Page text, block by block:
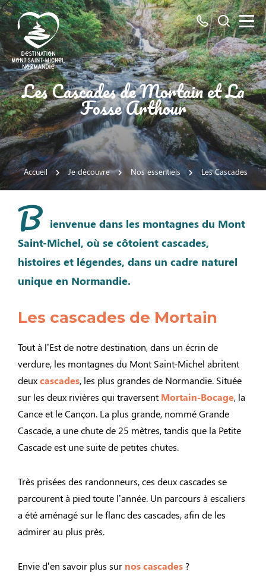
Destination
Mont
Saint-
Michel
Normandie
Tous
les
numéros
ici
Je
Les Cascades de Mortain et La
Fosse Arthour
Accueil Je découvre Nos essentiels Les Cascades de
B
ienvenue dans les montagnes du Mont
Saint-Michel, où se côtoient cascades,
histoires et légendes, dans un cadre naturel
unique en Normandie.
Les cascades de Mortain
Tout à l’Est de notre destination, dans un écrin de
verdure, les montagnes du Mont Saint-Michel abritent
deuxcascades, les plus grandes de Normandie. Située
sur les deux rivières qui traversent Mortain-Bocage, la
Cance et le Cançon. La plus grande, nommé Grande
Cascade, a une chute de 25 mètres, tandis que la Petite
Cascade est une suite de petites chutes.
Très prisées des randonneurs, ces deux cascades se
parcourent à pied toute l’année. Un parcours à escaliers
a été aménagé sur le flanc des cascades, afin de les
admirer au plus près.
Envie d’en savoir plus sur nos cascades ?